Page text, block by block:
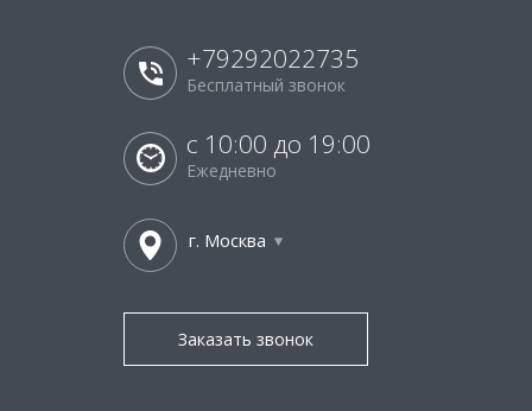
+79292022735
Бесплатный звонок
с 10:00 до 19:00
Ежедневно
г. Москва
Заказать звонок